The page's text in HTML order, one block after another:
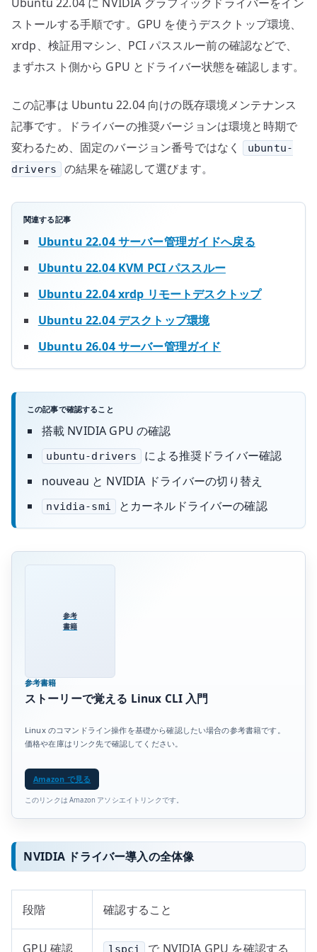
ル
へ
の
ストールする手順です。GPU を使うデスクトップ環境、
xrdp、検証用マシン、PCI パススルー前の確認などで、
まずホスト側から GPU とドライバー状態を確認します。
この記事は Ubuntu 22.04 向けの既存環境メンテナンス
記事です。ドライバーの推奨バージョンは環境と時期で
変わるため、固定のバージョン番号ではなく
ubuntu-
drivers
の結果を確認して選びます。
関連する記事
Ubuntu 22.04 サーバー管理ガイドへ戻る
Ubuntu 22.04 KVM PCI パススルー
Ubuntu 22.04 xrdp リモートデスクトップ
Ubuntu 22.04 デスクトップ環境
Ubuntu 26.04 サーバー管理ガイド
この記事で確認すること
搭載 NVIDIA GPU の確認
ubuntu-drivers
による推奨ドライバー確認
nouveau と NVIDIA ドライバーの切り替え
nvidia-smi とカーネルドライバーの確認
参考
書籍
参考書籍
ストーリーで覚える Linux CLI 入門
Linux のコマンドライン操作を基礎から確認したい場合の参考書籍です。
価格や在庫はリンク先で確認してください。
Amazon で見る
このリンクは Amazon アソシエイトリンクです。
NVIDIA ドライバー導入の全体像
段階 確認すること
GPU 確認 lspci で NVIDIA GPU を確認する